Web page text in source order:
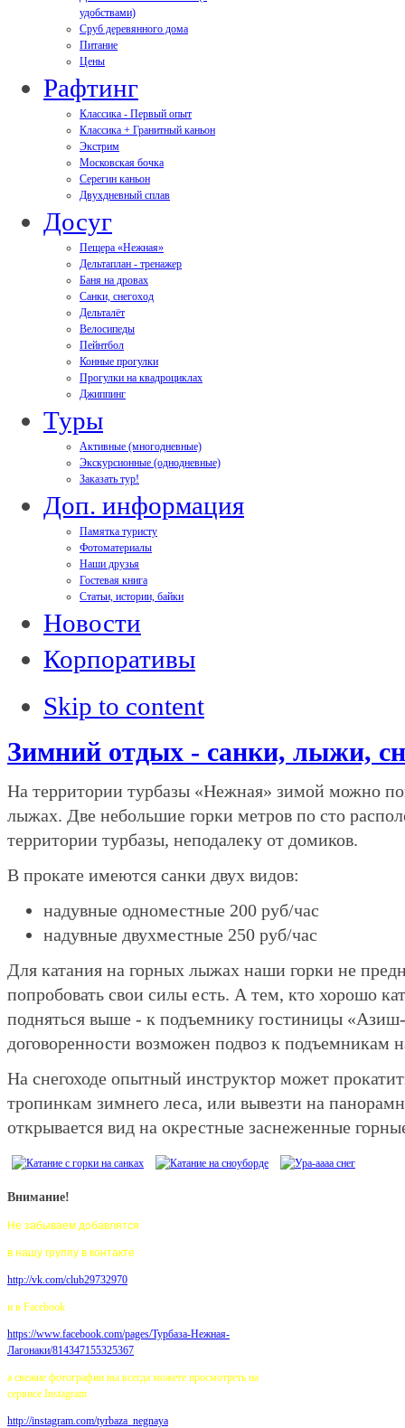
удобствами)
Сруб деревянного дома
Питание
Цены
Рафтинг
Классика - Первый опыт
Классика + Гранитный каньон
Экстрим
Московская бочка
Серегин каньон
Двухдневный сплав
Досуг
Пещера «Нежная»
Дельтаплан - тренажер
Баня на дровах
Cанки, снегоход
Дельталёт
Велосипеды
Пейнтбол
Конные прогулки
Прогулки на квадроциклах
Джиппинг
Туры
Активные (многодневные)
Экскурсионные (однодневные)
Заказать тур!
Доп. информация
Памятка туристу
Фотоматериалы
Наши друзья
Гостевая книга
Статьи, истории, байки
Новости
Корпоративы
Skip to content
Зимний отдых - санки, лыжи,
На территории турбазы «Нежная» зимой можно
лыжах. Две небольшие горки метров по сто
территории турбазы, неподалеку от домиков.
В прокате имеются санки двух видов:
надувные одноместные 200 руб/час
надувные двухместные 250 руб/час
Для катания на горных лыжах наши горки не
попробовать свои силы есть. А тем, кто хорошо
подняться выше - к подъемнику гостиницы
договоренности возможен подвоз к подъемникам
На снегоходе опытный инструктор может
тропинкам зимнего леса, или вывезти на
открывается вид на окрестные заснеженные
Внимание!
Не забываем добавлятся
в нашу группу в контакте
http://vk.com/club29732970
и в Facebook
https://www.facebook.com/pages/Турбаза-Нежная-
Лагонаки/814347155325367
а свежие фотографии вы всегда можете просмотреть на
сервисе Instagram
http://instagram.com/tyrbaza_negnaya